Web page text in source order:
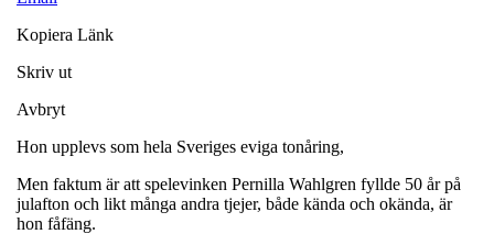
Kopiera Länk
Skriv ut
Avbryt
Hon upplevs som hela Sveriges eviga tonåring,
Men faktum är att spelevinken Pernilla Wahlgren fyllde 50 år på
julafton och likt många andra tjejer, både kända och okända, är
hon fåfäng.